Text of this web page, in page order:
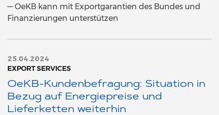
— OeKB kann mit Exportgarantien des Bundes und
Finanzierungen unterstützen
25.04.2024
EXPORT SERVICES
OeKB-Kundenbefragung: Situation in
Bezug auf Energiepreise und
Lieferketten weiterhin